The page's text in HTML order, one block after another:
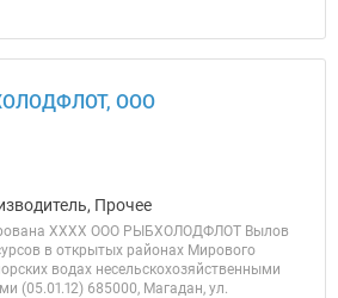
ООО
Прочее
ХХХХ ООО РЫБХОЛОДФЛОТ Вылов
в открытых районах Мирового
водах несельскохозяйственными
(05.01.12) 685000, Магадан, ул.